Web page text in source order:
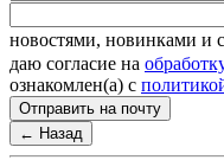
новостями, новинками и
даю согласие на
ознакомлен(а) с
Отправить на почту
← Назад